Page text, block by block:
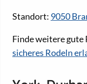
Standort: 9050
Finde weitere gute
sicheres Rodeln